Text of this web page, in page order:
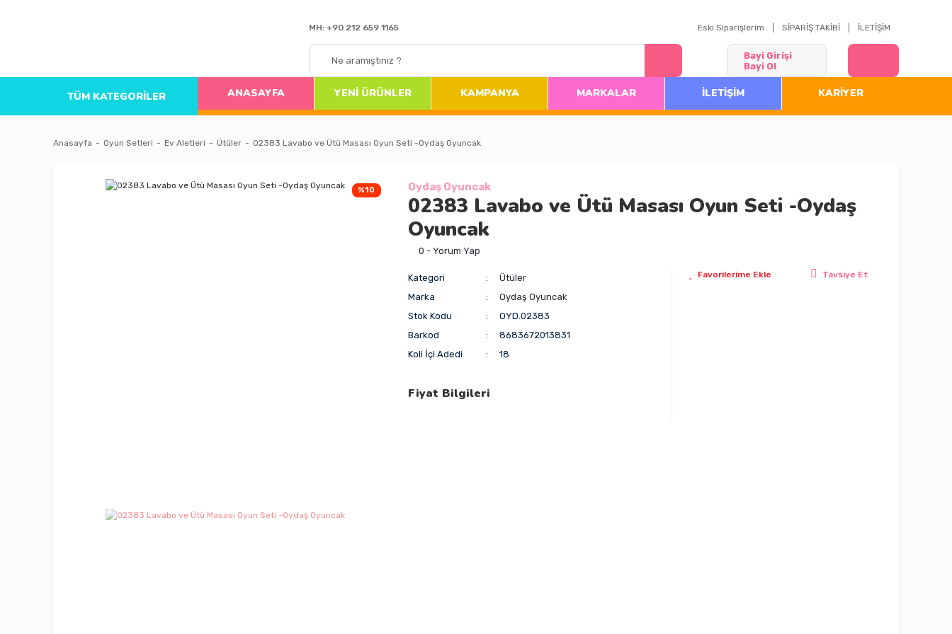
MH: +90 212 659 1165 Eski Siparişlerim SİPARİŞ TAKİBİ İLETİŞİM
Bayi Girişi
Bayi Ol
TÜM KATEGORİLER ANASAYFA YENİ ÜRÜNLER KAMPANYA MARKALAR İLETİŞİM KARİYER
Anasayfa Oyun Setleri Ev Aletleri Ütüler 02383 Lavabo ve Ütü Masası Oyun Seti -Oydaş Oyuncak
%10 Oydaş Oyuncak
02383 Lavabo ve Ütü Masası Oyun Seti -Oydaş
Oyuncak
0 - Yorum Yap
Kategori
Ütüler
Marka
Oydaş Oyuncak
Stok Kodu
OYD.02383
Barkod
8683672013831
Koli İçi Adedi
18
Fiyat Bilgileri
Tavsiye Et